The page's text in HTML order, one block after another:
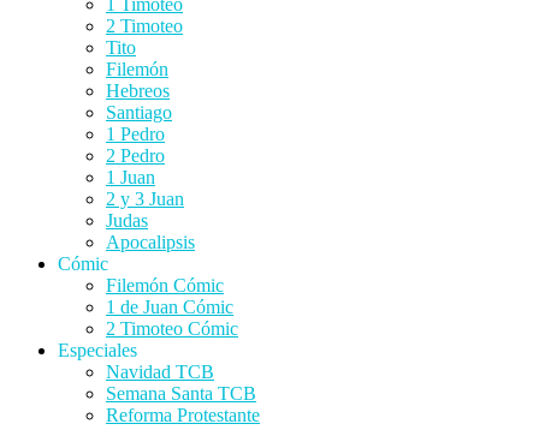
1 Timoteo
2 Timoteo
Tito
Filemón
Hebreos
Santiago
1 Pedro
2 Pedro
1 Juan
2 y 3 Juan
Judas
Apocalipsis
Cómic
Filemón Cómic
1 de Juan Cómic
2 Timoteo Cómic
Especiales
Navidad TCB
Semana Santa TCB
Reforma Protestante